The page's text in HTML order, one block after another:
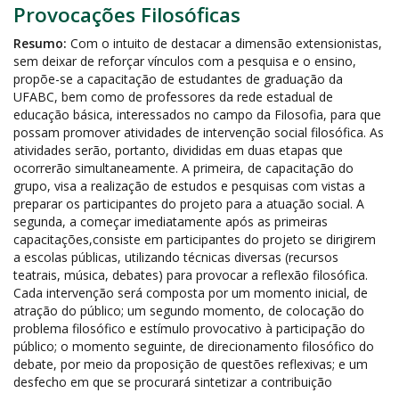
Provocações Filosóficas
Resumo: Com o intuito de destacar a dimensão extensionistas,
sem deixar de reforçar vínculos com a pesquisa e o ensino,
propõe-se a capacitação de estudantes de graduação da
UFABC, bem como de professores da rede estadual de
educação básica, interessados no campo da Filosofia, para que
possam promover atividades de intervenção social filosófica. As
atividades serão, portanto, divididas em duas etapas que
ocorrerão simultaneamente. A primeira, de capacitação do
grupo, visa a realização de estudos e pesquisas com vistas a
preparar os participantes do projeto para a atuação social. A
segunda, a começar imediatamente após as primeiras
capacitações,consiste em participantes do projeto se dirigirem
a escolas públicas, utilizando técnicas diversas (recursos
teatrais, música, debates) para provocar a reflexão filosófica.
Cada intervenção será composta por um momento inicial, de
atração do público; um segundo momento, de colocação do
problema filosófico e estímulo provocativo à participação do
público; o momento seguinte, de direcionamento filosófico do
debate, por meio da proposição de questões reflexivas; e um
desfecho em que se procurará sintetizar a contribuição